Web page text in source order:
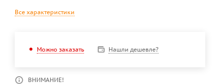
Все характеристики
Можно заказать Нашли дешевле?
ВНИМАНИЕ!